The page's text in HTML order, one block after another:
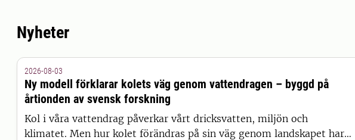
Nyheter
2026-08-03
Ny modell förklarar kolets väg genom vattendragen – byggd på
årtionden av svensk forskning
Kol i våra vattendrag påverkar vårt dricksvatten, miljön och
klimatet. Men hur kolet förändras på sin väg genom landskapet har